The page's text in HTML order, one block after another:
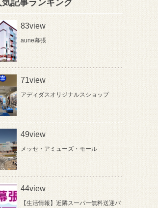
記事ランキング
83view
aune幕張
71view
アディダスオリジナルスショップ
49view
メッセ・アミューズ・モール
44view
【生活情報】近隣スーパー無料送迎バ